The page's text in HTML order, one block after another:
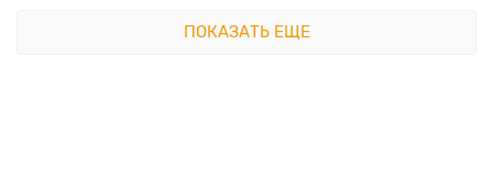
ПОКАЗАТЬ ЕЩЕ